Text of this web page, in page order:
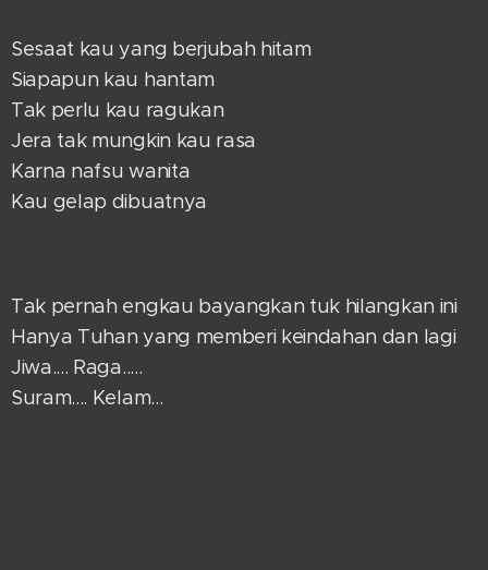
Sesaat kau yang berjubah hitam
Siapapun kau hantam
Tak perlu kau ragukan
Jera tak mungkin kau rasa
Karna nafsu wanita
Kau gelap dibuatnya
Tak pernah engkau bayangkan tuk hilangkan ini
Hanya Tuhan yang memberi keindahan dan lagi
Jiwa.... Raga.....
Suram.... Kelam…